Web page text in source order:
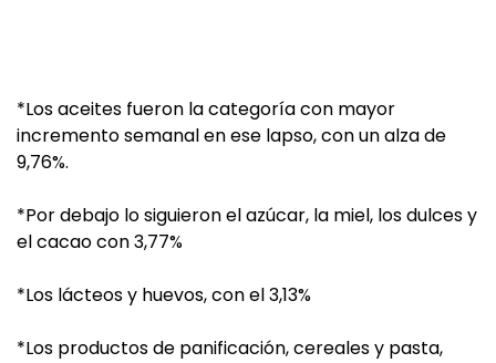
*Los aceites fueron la categoría con mayor
incremento semanal en ese lapso, con un alza de
9,76%.
*Por debajo lo siguieron el azúcar, la miel, los dulces y
el cacao con 3,77%
*Los lácteos y huevos, con el 3,13%
*Los productos de panificación, cereales y pasta,